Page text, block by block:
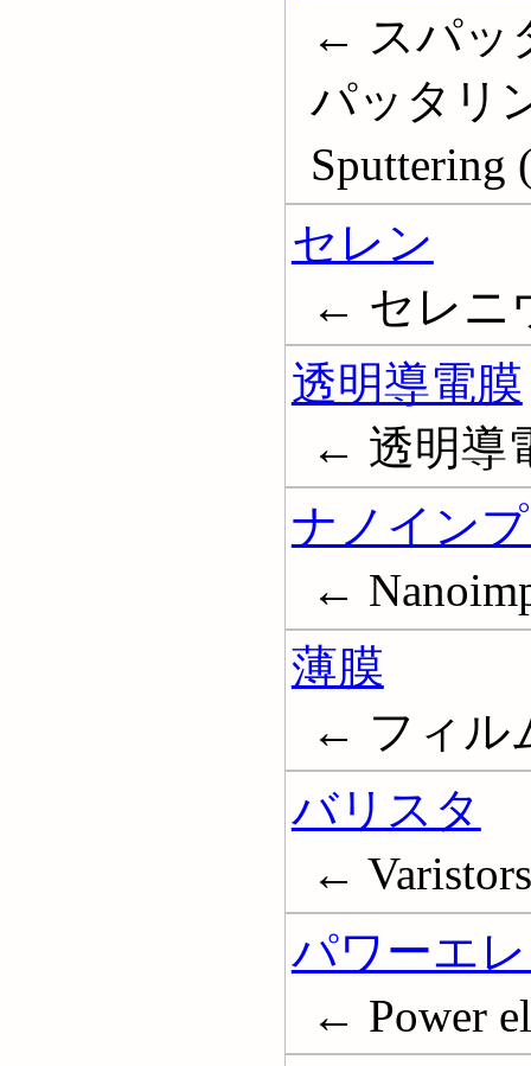
← スパッ
パッタリ
Sputtering
セレン
← セレニ
透明導電膜
← 透明導
ナノイン
←
薄膜
← フィル
バリスタ
← Varistors
パワーエ
← Power